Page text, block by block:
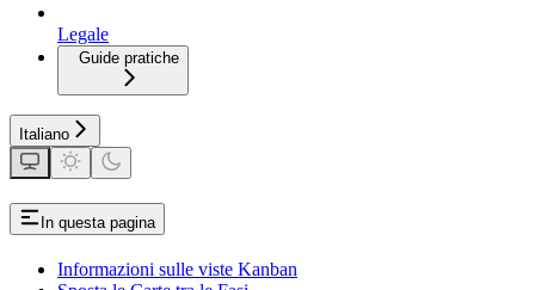
Legale
Guide pratiche
Italiano
In questa pagina
Informazioni sulle viste Kanban